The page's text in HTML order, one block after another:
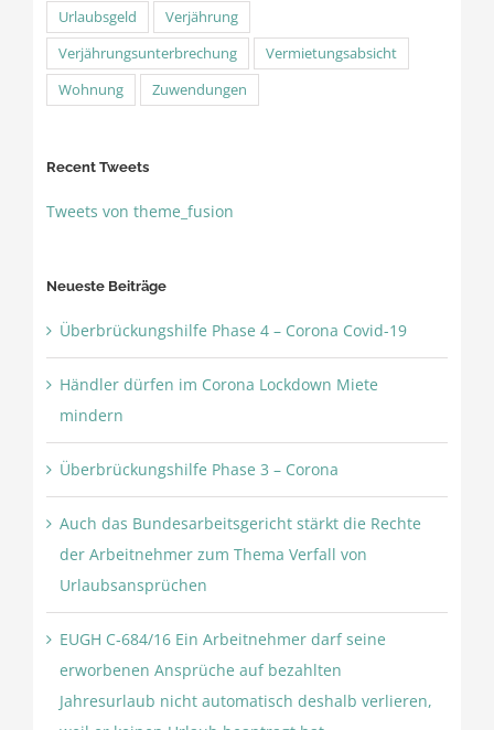
Urlaubsgeld
Verjährung
Verjährungsunterbrechung
Vermietungsabsicht
Wohnung
Zuwendungen
Recent Tweets
Tweets von theme_fusion
Neueste Beiträge
Überbrückungshilfe Phase 4 – Corona Covid-19
Händler dürfen im Corona Lockdown Miete
mindern
Überbrückungshilfe Phase 3 – Corona
Auch das Bundesarbeitsgericht stärkt die Rechte
der Arbeitnehmer zum Thema Verfall von
Urlaubsansprüchen
EUGH C‑684/16 Ein Arbeitnehmer darf seine
erworbenen Ansprüche auf bezahlten
Jahresurlaub nicht automatisch deshalb verlieren,